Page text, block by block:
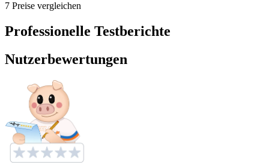
7 Preise vergleichen
Professionelle Testberichte
Nutzerbewertungen